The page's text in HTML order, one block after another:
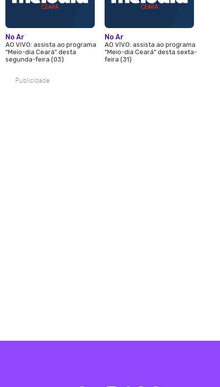
No Ar
AO VIVO: assista ao programa
“Meio-dia Ceará” desta
segunda-feira (03)
No Ar
AO VIVO: assista ao programa
“Meio-dia Ceará” desta sexta-
feira (31)
Publicidade